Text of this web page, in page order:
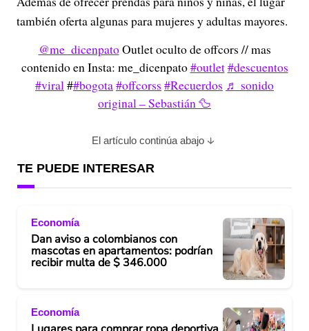
también oferta algunas para mujeres y adultas mayores.
@me_dicenpatoOutlet oculto de offcors // mas
contenido en Insta: me_dicenpato#outlet#descuentos
#viral##bogota#offcorss #Recuerdos ♬ sonido
original – Sebastián 🦆
El artículo continúa abajo
TE PUEDE INTERESAR
Economía
Dan aviso a colombianos con
mascotas en apartamentos: podrían
recibir multa de $ 346.000
Economía